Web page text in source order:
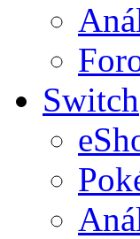
Switch